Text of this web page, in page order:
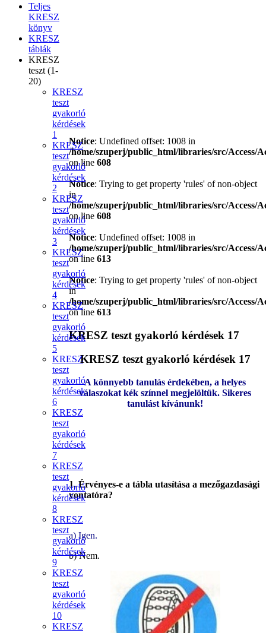
Notice: Undefined offset: 1008 in
/home/szuperj/public_html/libraries/src/Access/
on line 608
Notice: Trying to get property 'rules' of non-object
in
/home/szuperj/public_html/libraries/src/Access/
on line 608
Notice: Undefined offset: 1008 in
/home/szuperj/public_html/libraries/src/Access/
on line 613
Notice: Trying to get property 'rules' of non-object
in
/home/szuperj/public_html/libraries/src/Access/
on line 613
KRESZ teszt gyakorló kérdések 17
KRESZ teszt gyakorló kérdések 17
A könnyebb tanulás érdekében, a helyes
válaszokat kék színnel megjelöltük. Sikeres
tanulást kívánunk!
1. Érvényes-e a tábla utasítása a mezőgazdasági
vontatóra?
a) Igen.
b) Nem.
Teljes
KRESZ
könyv
KRESZ
táblák
KRESZ
teszt (1-
20)
KRESZ
teszt
gyakorló
kérdések
1
KRESZ
teszt
gyakorló
kérdések
2
KRESZ
teszt
gyakorló
kérdések
3
KRESZ
teszt
gyakorló
kérdések
4
KRESZ
teszt
gyakorló
kérdések
5
KRESZ
teszt
gyakorló
kérdések
6
KRESZ
teszt
gyakorló
kérdések
7
KRESZ
teszt
gyakorló
kérdések
8
KRESZ
teszt
gyakorló
kérdések
9
KRESZ
teszt
gyakorló
kérdések
10
KRESZ